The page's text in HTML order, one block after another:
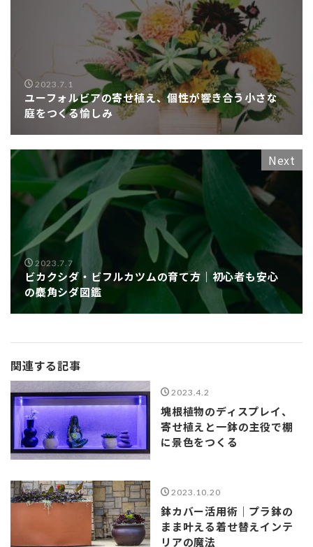
2023.7.1
ユーフォルビアの寄せ植え、個性が響き合う小さな
庭をつくる愉しみ
Next
2023.7.7
ビカクシダ・ビフルカツムの育て方｜初心者も安心
の麋角シダ図鑑
関連する記事
2023.4.2
塊根植物のディスプレイ、
寄せ植えと一鉢の主役で棚
に景色をつくる
2023.10.20
鉢カバー活用術｜プラ鉢の
まま叶える着せ替えインテ
リアの魔法